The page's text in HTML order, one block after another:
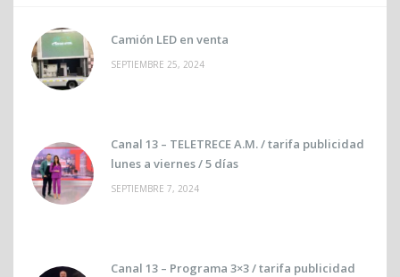
Camión LED en venta
SEPTIEMBRE 25, 2024
Canal 13 – TELETRECE A.M. / tarifa publicidad
lunes a viernes / 5 días
SEPTIEMBRE 7, 2024
Canal 13 – Programa 3×3 / tarifa publicidad